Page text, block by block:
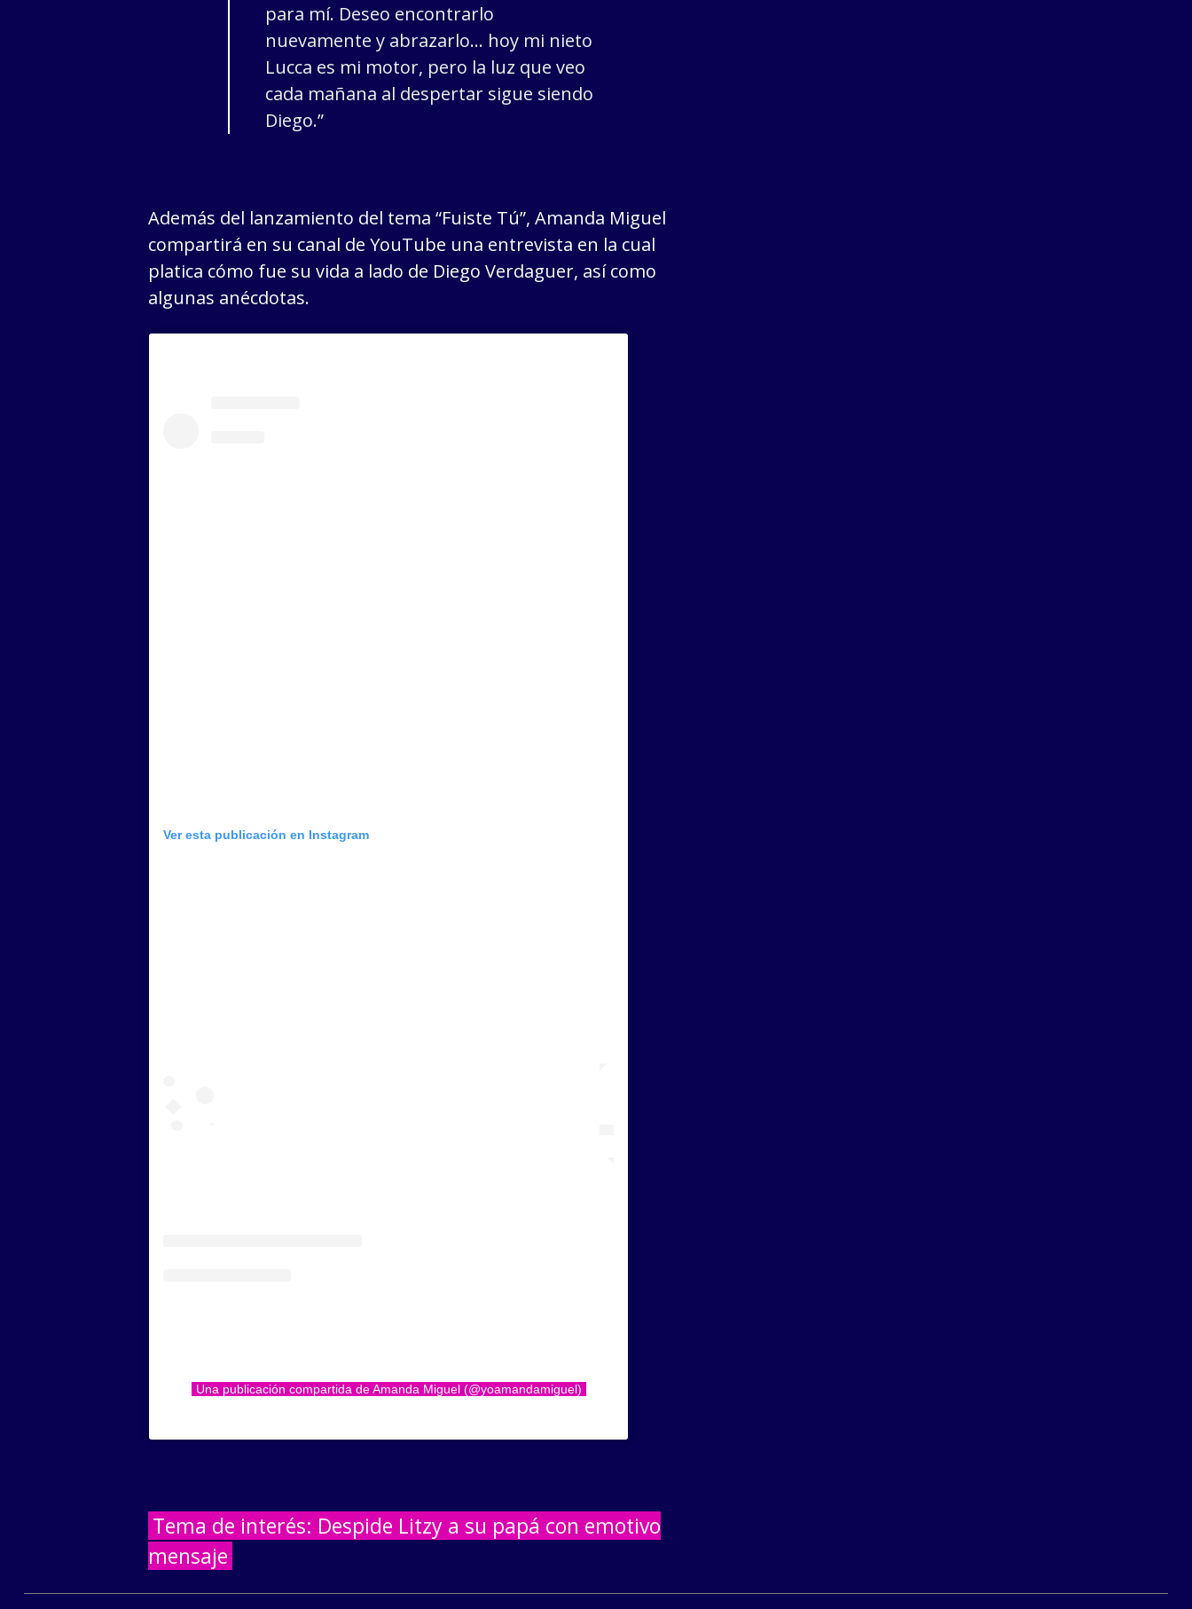
para mí. Deseo encontrarlo
nuevamente y abrazarlo… hoy mi nieto
Lucca es mi motor, pero la luz que veo
cada mañana al despertar sigue siendo
Diego.”
Además del lanzamiento del tema “Fuiste Tú”, Amanda Miguel
compartirá en su canal de YouTube una entrevista en la cual
platica cómo fue su vida a lado de Diego Verdaguer, así como
algunas anécdotas.
Ver esta publicación en Instagram
Una publicación compartida de Amanda Miguel (@yoamandamiguel)
Tema de interés: Despide Litzy a su papá con emotivo
mensaje